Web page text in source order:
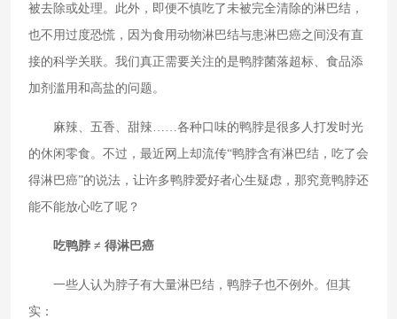
被去除或处理。此外，即便不慎吃了未被完全清除的淋巴结，
也不用过度恐慌，因为食用动物淋巴结与患淋巴癌之间没有直
接的科学关联。我们真正需要关注的是鸭脖菌落超标、食品添
加剂滥用和高盐的问题。
麻辣、五香、甜辣……各种口味的鸭脖是很多人打发时光
的休闲零食。不过，最近网上却流传“鸭脖含有淋巴结，吃了会
得淋巴癌”的说法，让许多鸭脖爱好者心生疑虑，那究竟鸭脖还
能不能放心吃了呢？
吃鸭脖 ≠ 得淋巴癌
一些人认为脖子有大量淋巴结，鸭脖子也不例外。但其
实：